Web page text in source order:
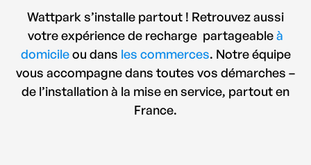
Wattpark s’installe partout ! Retrouvez aussi
votre expérience de recharge partageableà
domicileou dans les commerces. Notre équipe
vous accompagne dans toutes vos démarches –
de l’installation à la mise en service, partout en
France.